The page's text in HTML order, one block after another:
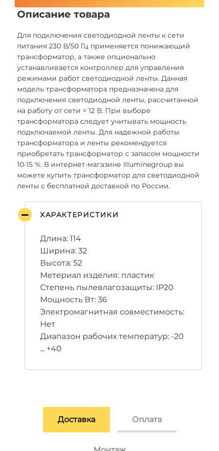
Описание товара
Для подключения светодиодной ленты к сети
питания 230 В/50 Гц применяется понижающий
трансформатор, а также опционально
устанавливается контроллер для управления
режимами работ светодиодной ленты. Данная
модель трансформатора предназначена для
подключения светодиодной ленты, рассчитанной
на работу от сети = 12 В. При выборе
трансформатора следует учитывать мощность
подключаемой ленты. Для надежной работы
трансформатора и ленты рекомендуется
приобретать трансформатор с запасом мощности
10-15 %. В интернет-магазине Illuminegroup вы
можете купить трансформатор для светодиодной
ленты с бесплатной доставкой по России.
ХАРАКТЕРИСТИКИ
Длина: 114
Ширина: 32
Высота: 52
Метериал изделия: пластик
Степень пылевлагозащиты: IP20
Мощность Вт: 36
Электромагнитная совместимость:
Нет
Диапазон рабочих температур: -20
... +40
Доставка Оплата